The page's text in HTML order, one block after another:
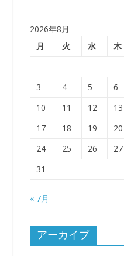
2026年8月
月
火 水 木
3
4 5 6
10
11 12 13
17
18 19 20
24
25 26 27
31
« 7月
アーカイブ